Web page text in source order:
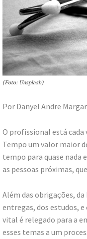
(Foto: Unsplash)
Por Danyel Andre
O profissional está cada
Tempo um valor maior
tempo para quase nada
as pessoas próximas,
Além das obrigações,
entregas, dos estudos,
vital é relegado para a
esses temas a um